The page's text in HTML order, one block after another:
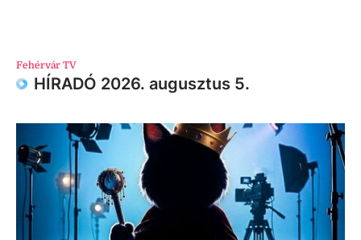
Fehérvár TV
HÍRADÓ 2026. augusztus 5.